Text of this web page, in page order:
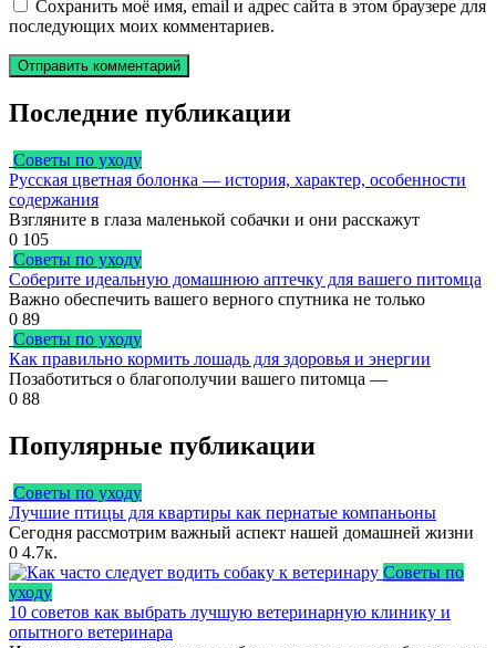
Сохранить моё имя, email и адрес сайта в этом браузере для
последующих моих комментариев.
Последние публикации
Советы по уходу
Русская цветная болонка — история, характер, особенности
содержания
Взгляните в глаза маленькой собачки и они расскажут
0 105
Советы по уходу
Соберите идеальную домашнюю аптечку для вашего питомца
Важно обеспечить вашего верного спутника не только
0 89
Советы по уходу
Как правильно кормить лошадь для здоровья и энергии
Позаботиться о благополучии вашего питомца —
0 88
Популярные публикации
Советы по уходу
Лучшие птицы для квартиры как пернатые компаньоны
Сегодня рассмотрим важный аспект нашей домашней жизни
0 4.7к.
Советы по
уходу
10 советов как выбрать лучшую ветеринарную клинику и
опытного ветеринара